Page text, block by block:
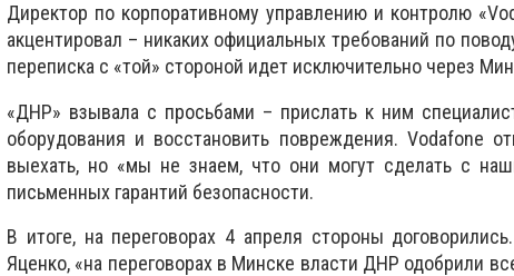
Директор по корпоративному управлению и контролю
акцентировал – никаких официальных требований по
переписка с «той» стороной идет исключительно через
«ДНР» взывала с просьбами – прислать к ним
оборудования и восстановить повреждения. Vodafone
выехать, но «мы не знаем, что они могут сделать с
письменных гарантий безопасности.
В итоге, на переговорах 4 апреля стороны
Яценко, «на переговорах в Минске власти ДНР одобрили